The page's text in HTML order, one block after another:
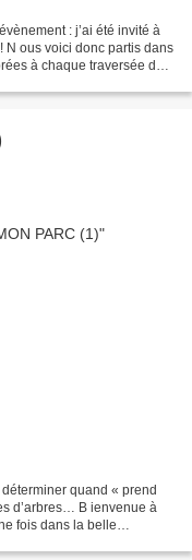
: j’ai été invité à
N ous voici donc partis dans
à chaque traversée de
quand « prend
d’arbres… B ienvenue à
fois dans la belle